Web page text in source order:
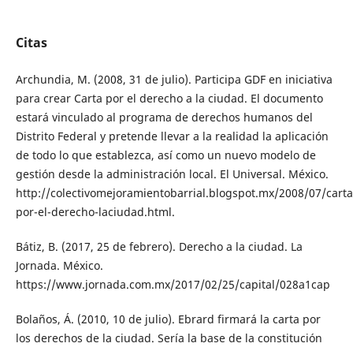
Citas
Archundia, M. (2008, 31 de julio). Participa GDF en iniciativa
para crear Carta por el derecho a la ciudad. El documento
estará vinculado al programa de derechos humanos del
Distrito Federal y pretende llevar a la realidad la aplicación
de todo lo que establezca, así como un nuevo modelo de
gestión desde la administración local. El Universal. México.
http://colectivomejoramientobarrial.blogspot.mx/2008/07/
por-el-derecho-laciudad.html.
Bátiz, B. (2017, 25 de febrero). Derecho a la ciudad. La
Jornada. México.
https://www.jornada.com.mx/2017/02/25/capital/028a1cap
Bolaños, Á. (2010, 10 de julio). Ebrard firmará la carta por
los derechos de la ciudad. Sería la base de la constitución